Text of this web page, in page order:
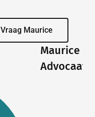
Vraag Maurice
Maurice
Advocaat